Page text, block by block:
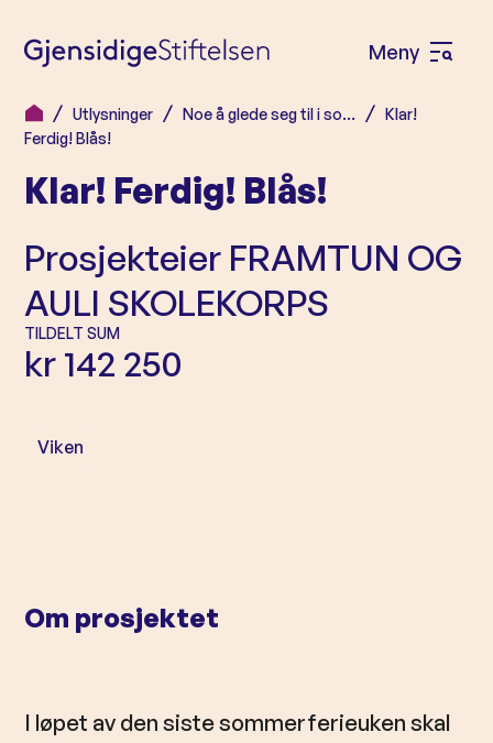
H
p
t
l
i
n
Meny
Å
p
e
n
Utlysninger Noe å glede seg til i so…
Klar!
Ferdig! Blås!
Klar! Ferdig! Blås!
Prosjekteier FRAMTUN OG
AULI SKOLEKORPS
TILDELT SUM
kr 142 250
Viken
Om prosjektet
I løpet av den siste sommerferieuken skal